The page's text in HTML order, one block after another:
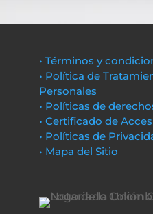
• Términos y
• Política de
Personales
• Políticas de
• Certificado de
• Políticas de
• Mapa del Sitio